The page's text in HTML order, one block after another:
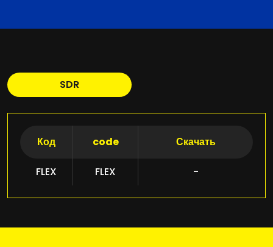
SDR
Код code Скачать
FLEX FLEX -